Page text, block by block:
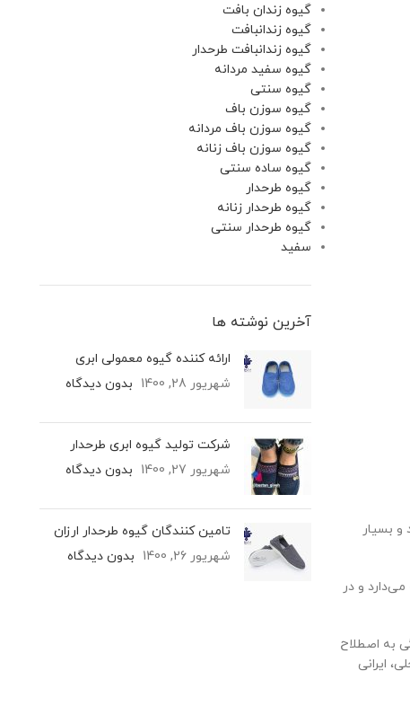
بسیار
و در
به اصطلاح
ایرانی
گیوه زندان بافت
گیوه زندانبافت
گیوه زندانبافت طرحدار
گیوه سفید مردانه
گیوه سنتی
گیوه سوزن باف
گیوه سوزن باف مردانه
گیوه سوزن باف زنانه
گیوه ساده سنتی
گیوه طرحدار
گیوه طرحدار زنانه
گیوه طرحدار سنتی
سفید
آخرین نوشته ها
ارائه کننده گیوه معمولی ابری
شهریور 28, 1400
بدون دیدگاه
شرکت تولید گیوه ابری طرحدار
شهریور 27, 1400
بدون دیدگاه
تامین کنندگان گیوه طرحدار ارزان
شهریور 26, 1400
بدون دیدگاه